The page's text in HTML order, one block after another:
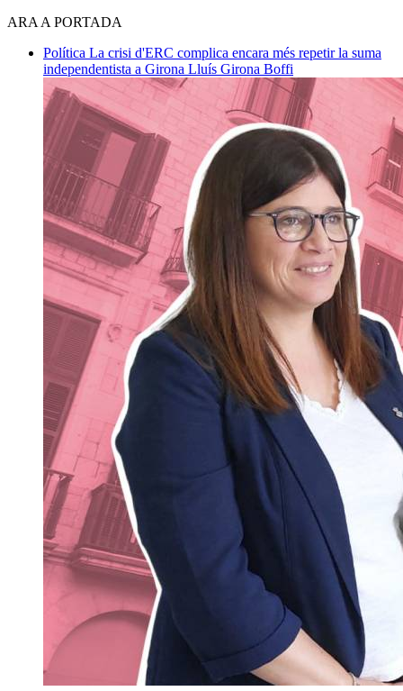
ARA A PORTADA
Política La crisi d'ERC complica encara més repetir la suma
independentista a Girona Lluís Girona Boffi